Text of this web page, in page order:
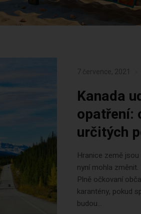
7 července, 2021
Kanada
opatření:
určitých
Hranice země
nyní mohla
Plně očkovaní
karantény, pokud
budou...